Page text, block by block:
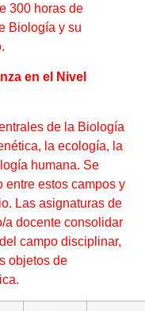
300 horas de
Biología y su
en el Nivel
de la Biología
la ecología, la
humana. Se
entre estos campos y
Las asignaturas de
a docente consolidar
campo disciplinar,
objetos de